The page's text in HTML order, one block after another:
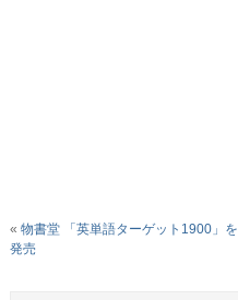
« 物書堂 「英単語ターゲット1900」を
発売